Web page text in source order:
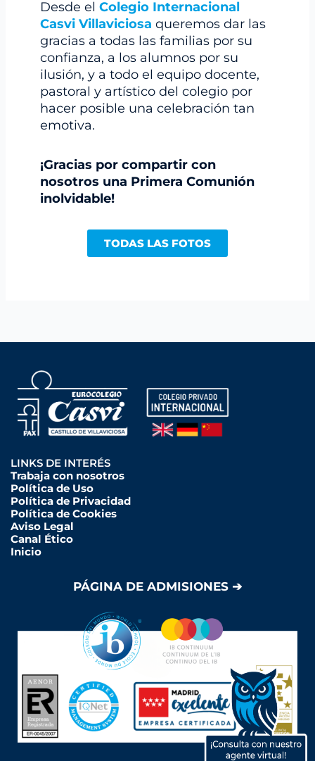
Desde elColegio Internacional
Casvi Villaviciosa queremos dar las
gracias a todas las familias por su
confianza, a los alumnos por su
ilusión, y a todo el equipo docente,
pastoral y artístico del colegio por
hacer posible una celebración tan
emotiva.
¡Gracias por compartir con
nosotros una Primera Comunión
inolvidable!
TODAS LAS FOTOS
LINKS DE INTERÉS
Trabaja con nosotros
Política de Uso
Política de Privacidad
Política de Cookies
Aviso Legal
Canal Ético
Inicio
PÁGINA DE ADMISIONES ➔